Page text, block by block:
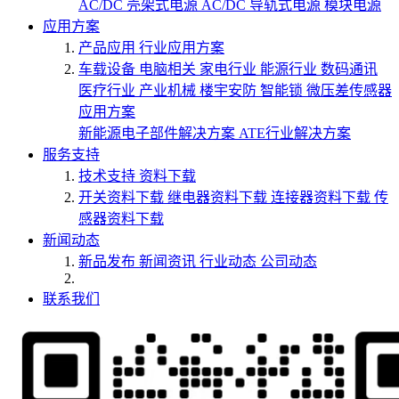
AC/DC 壳架式电源 AC/DC 导轨式电源 模块电源
应用方案
产品应用 行业应用方案
车载设备 电脑相关 家电行业 能源行业 数码通讯
医疗行业 产业机械 楼宇安防 智能锁 微压差传感器
应用方案
新能源电子部件解决方案 ATE行业解决方案
服务支持
技术支持 资料下载
开关资料下载 继电器资料下载 连接器资料下载 传
感器资料下载
新闻动态
新品发布 新闻资讯 行业动态 公司动态
联系我们